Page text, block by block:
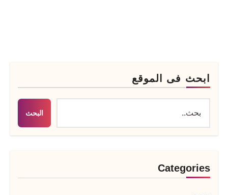
ابحث فى الموقع
البحث
Categories